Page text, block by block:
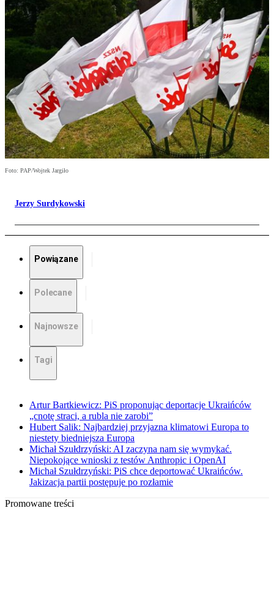
Foto: PAP/Wojtek Jargiło
Jerzy Surdykowski
Powiązane
Polecane
Najnowsze
Tagi
Artur Bartkiewicz: PiS proponując deportacje Ukraińców
„cnotę straci, a rubla nie zarobi”
Hubert Salik: Najbardziej przyjazna klimatowi Europa to
niestety biedniejsza Europa
Michał Szułdrzyński: AI zaczyna nam się wymykać.
Niepokojące wnioski z testów Anthropic i OpenAI
Michał Szułdrzyński: PiS chce deportować Ukraińców.
Jakizacja partii postępuje po rozłamie
Promowane treści